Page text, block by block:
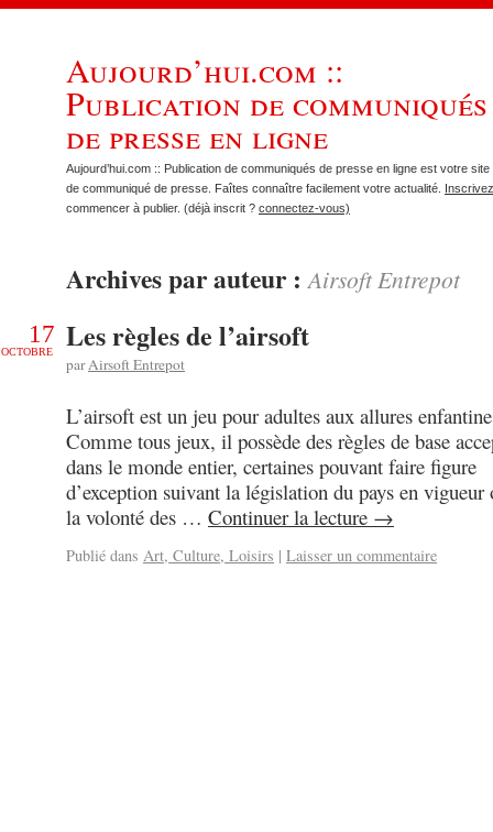
Aujourd’hui.com ::
Publication de communiqués
de presse en ligne
Aujourd’hui.com :: Publication de communiqués de presse en ligne est votre site
de communiqué de presse. Faîtes connaître facilement votre actualité.
commencer à publier. (déjà inscrit ? connectez-vous)
Archives par auteur :Airsoft Entrepot
17
OCTOBRE Les règles de l’airsoft
parAirsoft Entrepot
L’airsoft est un jeu pour adultes aux allures
Comme tous jeux, il possède des règles de base
dans le monde entier, certaines pouvant faire figure
d’exception suivant la législation du pays en vigueur
la volonté des … Continuer la lecture →
Publié dans Art, Culture, Loisirs | Laisser un commentaire